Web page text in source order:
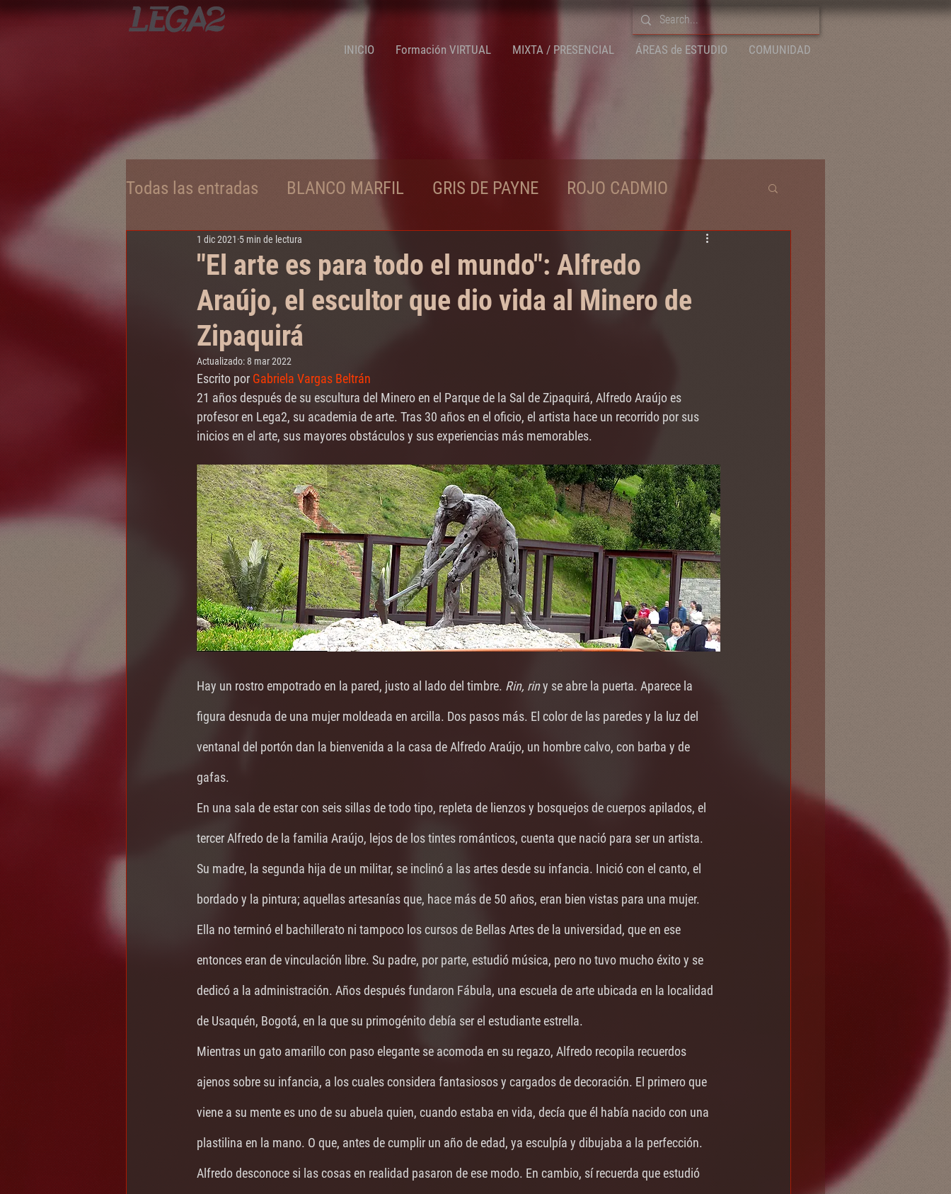
INICIO Formación VIRTUAL MIXTA / PRESENCIAL ÁREAS de ESTUDIO COMUNIDAD
Todas las entradas BLANCO MARFIL GRIS DE PAYNE ROJO CADMIO
AZUL CERÚLEO SIENA NATURAL
"El arte es para todo el mundo": Alfredo
Araújo, el escultor que dio vida al Minero de
Zipaquirá
1 dic 2021 5 min de lectura
Actualizado: 8 mar 2022
Escrito por Gabriela Vargas Beltrán
21 años después de su escultura del Minero en el Parque de la Sal de Zipaquirá, Alfredo Araújo es
profesor en Lega2, su academia de arte. Tras 30 años en el oficio, el artista hace un recorrido por sus
inicios en el arte, sus mayores obstáculos y sus experiencias más memorables.
Hay un rostro empotrado en la pared, justo al lado del timbre. Rin, rin y se abre la puerta. Aparece la
figura desnuda de una mujer moldeada en arcilla. Dos pasos más. El color de las paredes y la luz del
ventanal del portón dan la bienvenida a la casa de Alfredo Araújo, un hombre calvo, con barba y de
gafas.
En una sala de estar con seis sillas de todo tipo, repleta de lienzos y bosquejos de cuerpos apilados, el
tercer Alfredo de la familia Araújo, lejos de los tintes románticos, cuenta que nació para ser un artista.
Su madre, la segunda hija de un militar, se inclinó a las artes desde su infancia. Inició con el canto, el
bordado y la pintura; aquellas artesanías que, hace más de 50 años, eran bien vistas para una mujer.
Ella no terminó el bachillerato ni tampoco los cursos de Bellas Artes de la universidad, que en ese
entonces eran de vinculación libre. Su padre, por parte, estudió música, pero no tuvo mucho éxito y se
dedicó a la administración. Años después fundaron Fábula, una escuela de arte ubicada en la localidad
de Usaquén, Bogotá, en la que su primogénito debía ser el estudiante estrella.
Mientras un gato amarillo con paso elegante se acomoda en su regazo, Alfredo recopila recuerdos
ajenos sobre su infancia, a los cuales considera fantasiosos y cargados de decoración. El primero que
viene a su mente es uno de su abuela quien, cuando estaba en vida, decía que él había nacido con una
plastilina en la mano. O que, antes de cumplir un año de edad, ya esculpía y dibujaba a la perfección.
Alfredo desconoce si las cosas en realidad pasaron de ese modo. En cambio, sí recuerda que estudió